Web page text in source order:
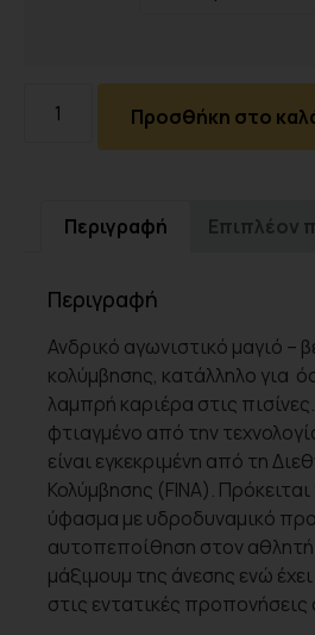
Προσθήκη στο
Περιγραφή Επιπλέον
Περιγραφή
Ανδρικό αγωνιστικό μαγιό –
κολύμβησης, κατάλληλο για
λαμπρή καριέρα στις
φτιαγμένο από την
είναι εγκεκριμένη από τη
Κολύμβησης (FINA).
ύφασμα με υδροδυναμικό
αυτοπεποίθηση στον
μάξιμουμ της άνεσης ενώ
στις εντατικές προπονήσεις